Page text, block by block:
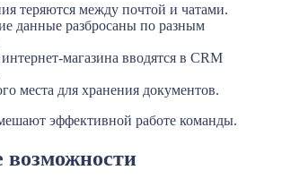
теряются между почтой и чатами.
данные разбросаны по разным
магазина вводятся в CRM
места для хранения документов.
эффективной работе команды.